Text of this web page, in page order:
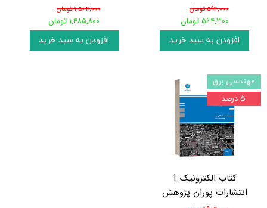
۵۹۴,۰۰۰ تومان
۵۶۴,۳۰۰ تومان
افزودن به سبد خرید
۱,۵۶۴,۰۰۰ تومان
۱,۴۸۵,۸۰۰ تومان
افزودن به سبد خرید
کتاب الکترونیک 1
انتشارات پوران پژوهش
مهندسی برق
۵ درصد